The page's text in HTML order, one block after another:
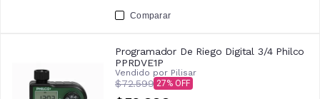
Comparar
Programador De Riego Digital 3/4 Philco
PPRDVE1P
Vendido por Pilisar
$72.599 27